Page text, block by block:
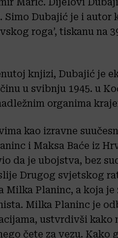
Simo Dubajić je i autor
roga’, tiskanu na
knjizi, Dubajić je
u svibnju 1945. u
organima
kao izravne
i Maksa Baće iz
da je ubojstva, bez
Drugog svjetskog
Milka Planinc, a koja
Milka Planinc je
ustvrdivši kako
čete za vezu. Kako